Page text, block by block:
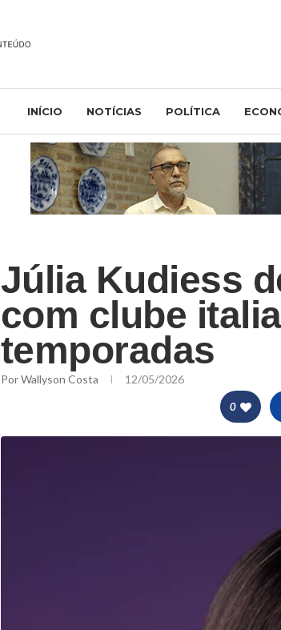
INÍCIO NOTÍCIAS POLÍTICA
Júlia Kudiess
com clube
temporadas
PorWallyson Costa 12/05/2026
0